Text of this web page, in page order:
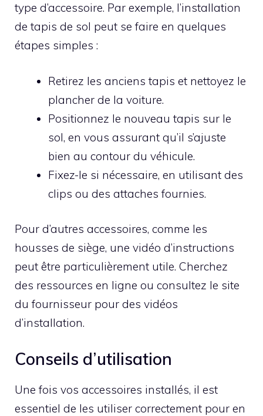
type d’accessoire. Par exemple, l’installation
de tapis de sol peut se faire en quelques
étapes simples :
Retirez les anciens tapis et nettoyez le
plancher de la voiture.
Positionnez le nouveau tapis sur le
sol, en vous assurant qu’il s’ajuste
bien au contour du véhicule.
Fixez-le si nécessaire, en utilisant des
clips ou des attaches fournies.
Pour d’autres accessoires, comme les
housses de siège, une vidéo d’instructions
peut être particulièrement utile. Cherchez
des ressources en ligne ou consultez le site
du fournisseur pour des vidéos
d’installation.
Conseils d’utilisation
Une fois vos accessoires installés, il est
essentiel de les utiliser correctement pour en